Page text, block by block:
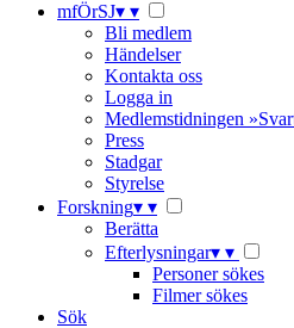
mfÖrSJ▾ ▾
Bli medlem
Händelser
Kontakta oss
Logga in
Medlemstidningen
Press
Stadgar
Styrelse
Forskning▾ ▾
Berätta
Efterlysningar▾ ▾
Personer sökes
Filmer sökes
Sök